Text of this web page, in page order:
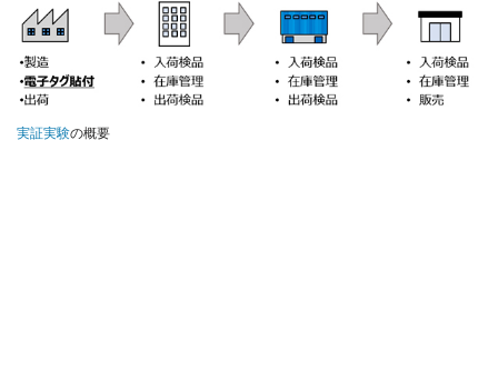
実証実験の概要